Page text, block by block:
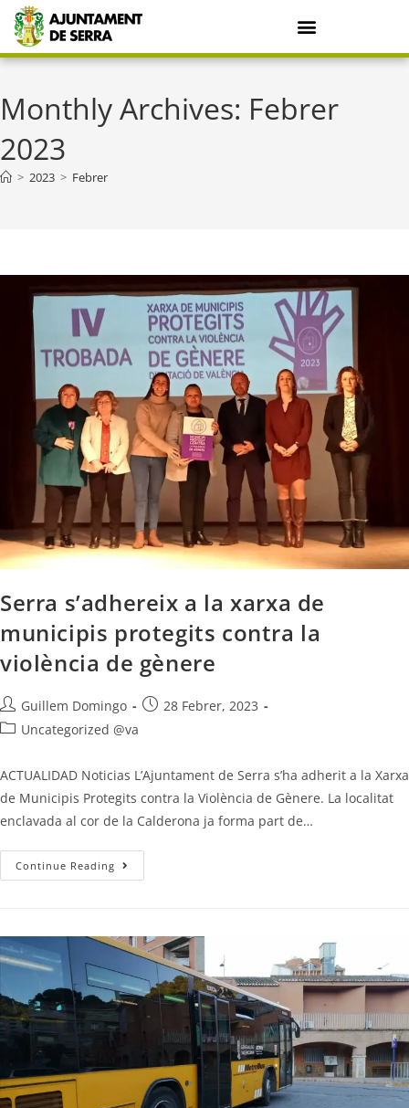
Monthly Archives: Febrer
2023
> 2023 > Febrer
Serra s’adhereix a la xarxa de
municipis protegits contra la
violència de gènere
Guillem Domingo
28 Febrer, 2023
Uncategorized @va
ACTUALIDAD Noticias L’Ajuntament de Serra s’ha adherit a la Xarxa
de Municipis Protegits contra la Violència de Gènere. La localitat
enclavada al cor de la Calderona ja forma part de…
Continue Reading